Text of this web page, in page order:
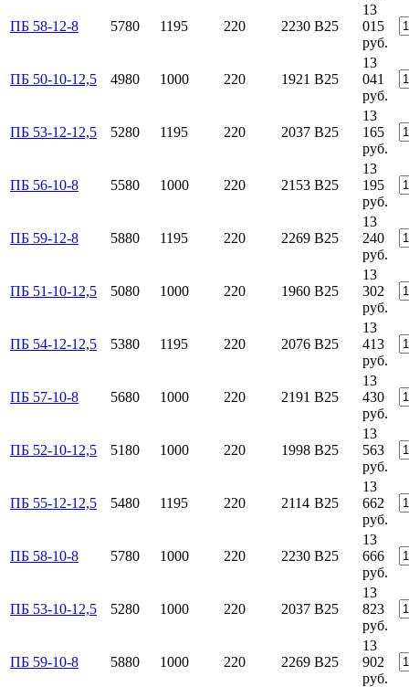
ПБ 58-12-8 5780 1195 220 2230 B25
13
015
руб.
ПБ 50-10-12,5 4980 1000 220 1921 B25
13
041
руб.
ПБ 53-12-12,5 5280 1195 220 2037 B25
13
165
руб.
ПБ 56-10-8 5580 1000 220 2153 B25
13
195
руб.
ПБ 59-12-8 5880 1195 220 2269 B25
13
240
руб.
ПБ 51-10-12,5 5080 1000 220 1960 B25
13
302
руб.
ПБ 54-12-12,5 5380 1195 220 2076 B25
13
413
руб.
ПБ 57-10-8 5680 1000 220 2191 B25
13
430
руб.
ПБ 52-10-12,5 5180 1000 220 1998 B25
13
563
руб.
ПБ 55-12-12,5 5480 1195 220 2114 B25
13
662
руб.
ПБ 58-10-8 5780 1000 220 2230 B25
13
666
руб.
ПБ 53-10-12,5 5280 1000 220 2037 B25
13
823
руб.
ПБ 59-10-8 5880 1000 220 2269 B25
13
902
руб.